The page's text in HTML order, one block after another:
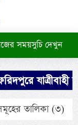
সময়সুচি দেখুন
যাত্রীবাহী
তালিকা (৩)